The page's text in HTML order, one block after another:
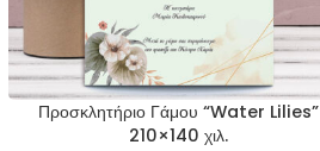
Προσκλητήριο Γάμου “Water Lilies”
210×140 χιλ.